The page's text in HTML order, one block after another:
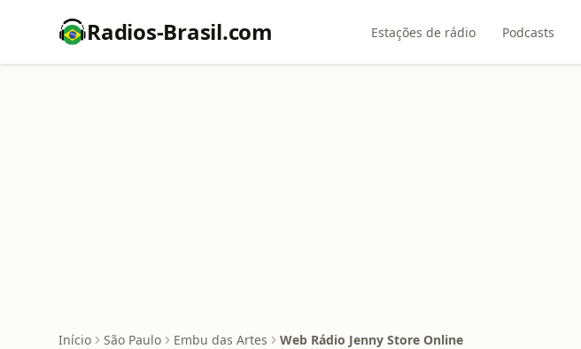
Radios-Brasil.com Estações de rádio Podcasts
Início São Paulo Embu das Artes Web Rádio Jenny Store Online